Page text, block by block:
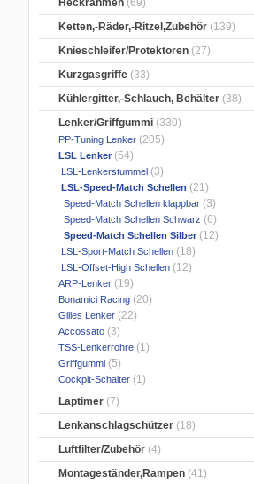
Heckrahmen (69)
Ketten,-Räder,-Ritzel,Zubehör (139)
Knieschleifer/Protektoren (27)
Kurzgasgriffe (33)
Kühlergitter,-Schlauch, Behälter (38)
Lenker/Griffgummi (330)
PP-Tuning Lenker (205)
LSL Lenker (54)
LSL-Lenkerstummel (3)
LSL-Speed-Match Schellen (21)
Speed-Match Schellen klappbar (3)
Speed-Match Schellen Schwarz (6)
Speed-Match Schellen Silber (12)
LSL-Sport-Match Schellen (18)
LSL-Offset-High Schellen (12)
ARP-Lenker (19)
Bonamici Racing (20)
Gilles Lenker (22)
Accossato (3)
TSS-Lenkerrohre (1)
Griffgummi (5)
Cockpit-Schalter (1)
Laptimer (7)
Lenkanschlagschützer (18)
Luftfilter/Zubehör (4)
Montageständer,Rampen (41)